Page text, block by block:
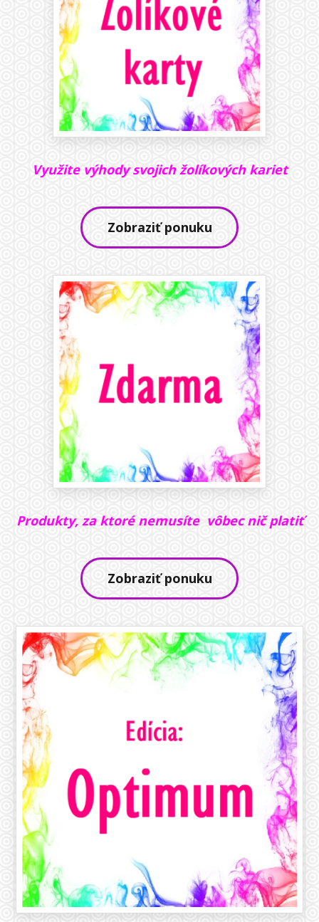
Využite výhody svojich žolíkových kariet
Zobraziť ponuku
Produkty, za ktoré nemusíte vôbec nič platiť
Zobraziť ponuku